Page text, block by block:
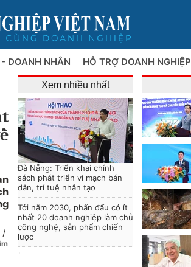
DOANH NHÂN HỖ TRỢ DOANH NGHIỆP
/
Xem nhiều nhất
Đà Nẵng: Triển khai chính
sách phát triển vi mạch bán
dẫn, trí tuệ nhân tạo
Tới năm 2030, phấn đấu có ít
nhất 20 doanh nghiệp làm chủ
công nghệ, sản phẩm chiến
lược